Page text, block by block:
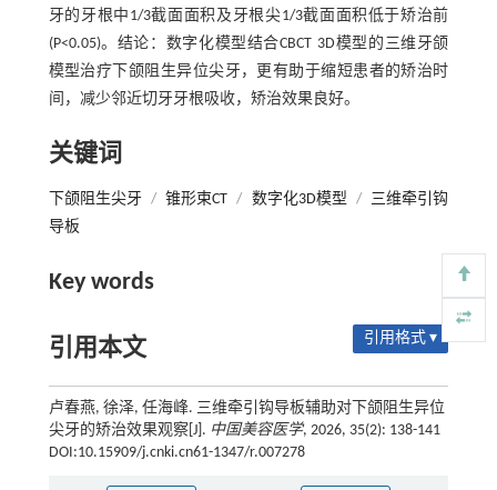
牙的牙根中1/3截面面积及牙根尖1/3截面面积低于矫治前
(P<0.05)。结论：数字化模型结合CBCT 3D模型的三维牙颌
模型治疗下颌阻生异位尖牙，更有助于缩短患者的矫治时
间，减少邻近切牙牙根吸收，矫治效果良好。
关键词
下颌阻生尖牙 / 锥形束CT / 数字化3D模型 / 三维牵引钩
导板
Key words
引用本文 引用格式 ▾
卢春燕, 徐泽, 任海峰. 三维牵引钩导板辅助对下颌阻生异位
尖牙的矫治效果观察[J]. 中国美容医学, 2026, 35(2): 138-141
DOI:10.15909/j.cnki.cn61-1347/r.007278